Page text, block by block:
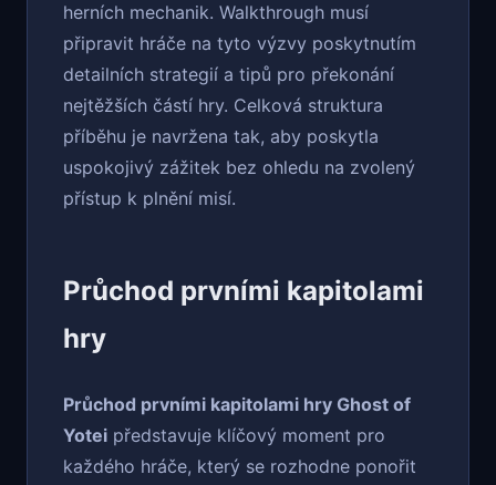
herních mechanik. Walkthrough musí
připravit hráče na tyto výzvy poskytnutím
detailních strategií a tipů pro překonání
nejtěžších částí hry. Celková struktura
příběhu je navržena tak, aby poskytla
uspokojivý zážitek bez ohledu na zvolený
přístup k plnění misí.
Průchod prvními kapitolami
hry
Průchod prvními kapitolami hry Ghost of
Yotei představuje klíčový moment pro
každého hráče, který se rozhodne ponořit